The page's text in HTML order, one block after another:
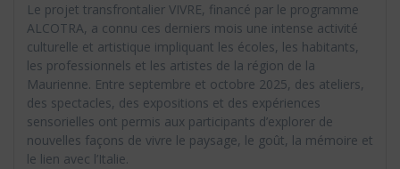
Le projet transfrontalier VIVRE, financé par le programme
ALCOTRA, a connu ces derniers mois une intense activité
culturelle et artistique impliquant les écoles, les habitants,
les professionnels et les artistes de la région de la
Maurienne. Entre septembre et octobre 2025, des ateliers,
des spectacles, des expositions et des expériences
sensorielles ont permis aux participants d’explorer de
nouvelles façons de vivre le paysage, le goût, la mémoire et
le lien avec l’Italie.